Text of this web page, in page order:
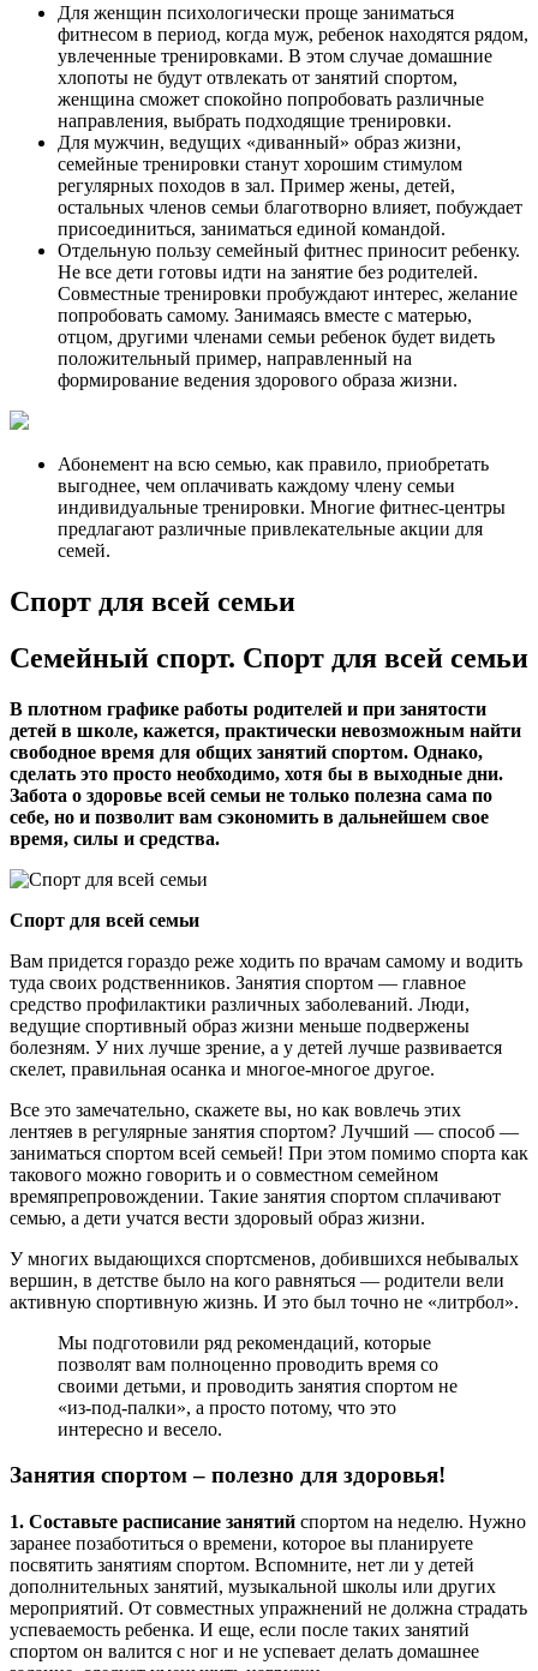
Для женщин психологически проще заниматься
фитнесом в период, когда муж, ребенок находятся рядом,
увлеченные тренировками. В этом случае домашние
хлопоты не будут отвлекать от занятий спортом,
женщина сможет спокойно попробовать различные
направления, выбрать подходящие тренировки.
Для мужчин, ведущих «диванный» образ жизни,
семейные тренировки станут хорошим стимулом
регулярных походов в зал. Пример жены, детей,
остальных членов семьи благотворно влияет, побуждает
присоединиться, заниматься единой командой.
Отдельную пользу семейный фитнес приносит ребенку.
Не все дети готовы идти на занятие без родителей.
Совместные тренировки пробуждают интерес, желание
попробовать самому. Занимаясь вместе с матерью,
отцом, другими членами семьи ребенок будет видеть
положительный пример, направленный на
формирование ведения здорового образа жизни.
Абонемент на всю семью, как правило, приобретать
выгоднее, чем оплачивать каждому члену семьи
индивидуальные тренировки. Многие фитнес-центры
предлагают различные привлекательные акции для
семей.
Спорт для всей семьи
Семейный спорт. Спорт для всей семьи
В плотном графике работы родителей и при занятости
детей в школе, кажется, практически невозможным найти
свободное время для общих занятий спортом. Однако,
сделать это просто необходимо, хотя бы в выходные дни.
Забота о здоровье всей семьи не только полезна сама по
себе, но и позволит вам сэкономить в дальнейшем свое
время, силы и средства.
Спорт для всей семьи
Вам придется гораздо реже ходить по врачам самому и водить
туда своих родственников. Занятия спортом — главное
средство профилактики различных заболеваний. Люди,
ведущие спортивный образ жизни меньше подвержены
болезням. У них лучше зрение, а у детей лучше развивается
скелет, правильная осанка и многое-многое другое.
Все это замечательно, скажете вы, но как вовлечь этих
лентяев в регулярные занятия спортом? Лучший — способ —
заниматься спортом всей семьей! При этом помимо спорта как
такового можно говорить и о совместном семейном
времяпрепровождении. Такие занятия спортом сплачивают
семью, а дети учатся вести здоровый образ жизни.
У многих выдающихся спортсменов, добившихся небывалых
вершин, в детстве было на кого равняться — родители вели
активную спортивную жизнь. И это был точно не «литрбол».
Мы подготовили ряд рекомендаций, которые
позволят вам полноценно проводить время со
своими детьми, и проводить занятия спортом не
«из-под-палки», а просто потому, что это
интересно и весело.
Занятия спортом – полезно для здоровья!
1. Составьте расписание занятий спортом на неделю. Нужно
заранее позаботиться о времени, которое вы планируете
посвятить занятиям спортом. Вспомните, нет ли у детей
дополнительных занятий, музыкальной школы или других
мероприятий. От совместных упражнений не должна страдать
успеваемость ребенка. И еще, если после таких занятий
спортом он валится с ног и не успевает делать домашнее